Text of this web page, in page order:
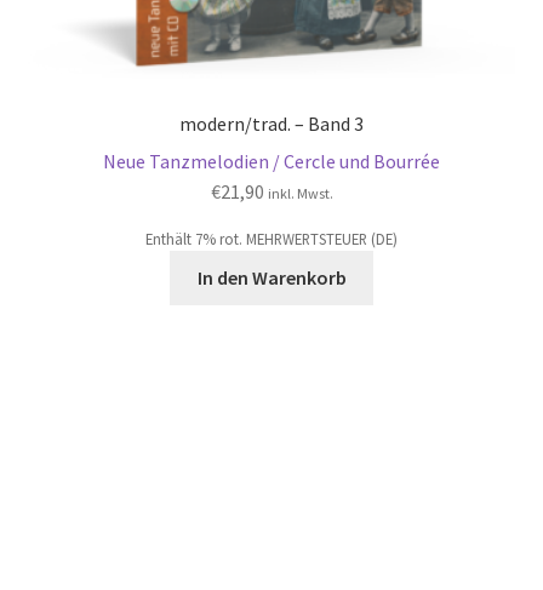
modern/trad. – Band 3
Neue Tanzmelodien / Cercle und Bourrée
€21,90 inkl. Mwst.
Enthält 7% rot. MEHRWERTSTEUER (DE)
In den Warenkorb